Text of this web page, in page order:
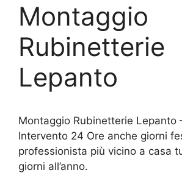
Montaggio
Rubinetterie
Lepanto
Montaggio Rubinetterie Lepanto
Intervento 24 Ore anche giorni
professionista più vicino a casa
giorni all’anno.